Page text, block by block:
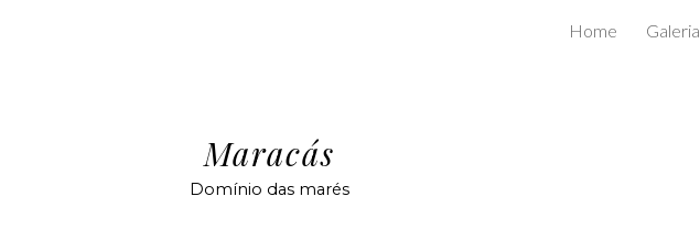
Home Galeria
Maracás
Domínio das marés